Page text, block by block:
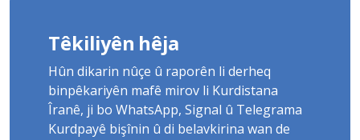
Têkiliyên hêja
Hûn dikarin nûçe û raporên li derheq
binpêkariyên mafê mirov li Kurdistana
Îranê, ji bo WhatsApp, Signal û Telegrama
Kurdpayê bişînin û di belavkirina wan de